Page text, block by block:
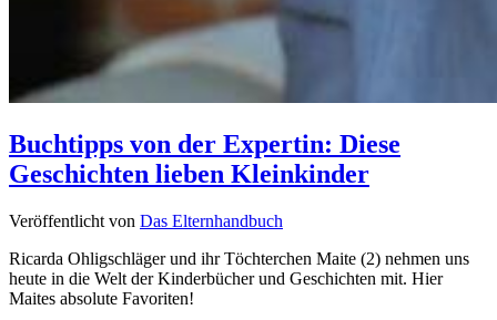
Buchtipps von der Expertin: Diese
Geschichten lieben Kleinkinder
Veröffentlicht von Das Elternhandbuch
Ricarda Ohligschläger und ihr Töchterchen Maite (2) nehmen uns
heute in die Welt der Kinderbücher und Geschichten mit. Hier
Maites absolute Favoriten!